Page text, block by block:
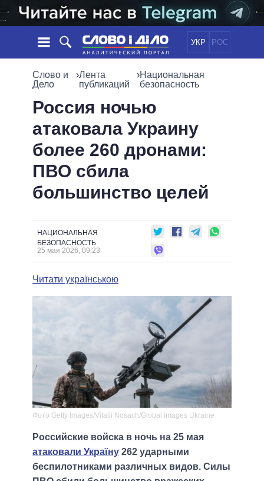
УКР РОС
НОВОСТИ
СТАТЬИ
МНЕНИЯ
ОБЗОРЫ
ДАЙДЖЕСТЫ
ОБЩЕСТВО
МИР
ПОЛИТИКИ
ВСЕ ПОЛИТИКИ
ПРЕЗИДЕНТ И ОФИС
ВЕРХОВНАЯ РАДА
ГЛАВЫ ОБЛАДМИНИСТРАЦИЙ
МЭРЫ
ВСЕ ПЕРСОНЫ
ИНФОГРАФИКА
ВИДЕО
ПОДДЕРЖАТЬ
СРАВНЕНИЕ ПОЛИТИКОВ
Слово и
Дело
›Лента
публикаций
›Национальная
безопасность
Россия ночью
атаковала Украину
более 260 дронами:
ПВО сбила
большинство целей
НАЦИОНАЛЬНАЯ
БЕЗОПАСНОСТЬ
25 мая 2026, 09:23
Читати українською
Фото Getty Images/Vitalii Nosach/Global Images Ukraine
Российские войска в ночь на 25 мая
атаковали Україну 262 ударными
беспилотниками различных видов. Силы